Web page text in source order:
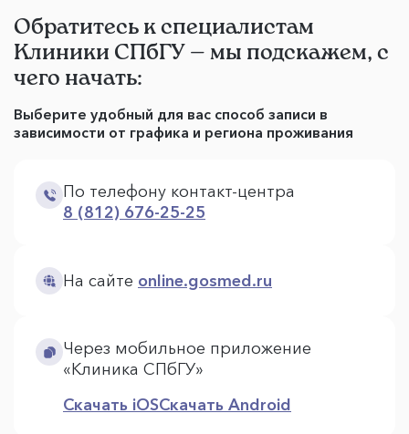
Обратитесь к специалистам
Клиники СПбГУ — мы подскажем, с
чего начать:
Выберите удобный для вас способ записи в
зависимости от графика и региона проживания
По телефону контакт-центра
8 (812) 676-25-25
На сайте online.gosmed.ru
Через мобильное приложение
«Клиника СПбГУ»
Скачать iOSСкачать Android